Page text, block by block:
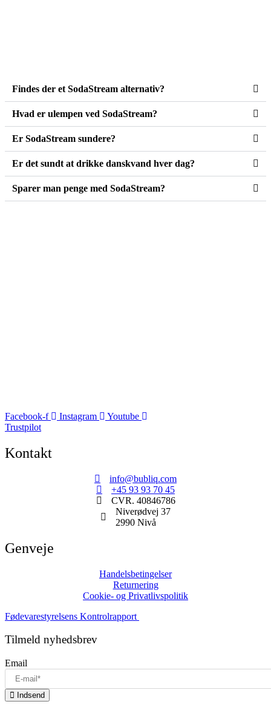
Findes der et SodaStream alternativ?
Hvad er ulempen ved SodaStream?
Er SodaStream sundere?
Er det sundt at drikke danskvand hver dag?
Sparer man penge med SodaStream?
Facebook-f Instagram
Youtube
Trustpilot
Kontakt
info@bubliq.com
+45 93 93 70 45
CVR. 40846786
Niverødvej 37
2990 Nivå
Genveje
Handelsbetingelser
Returnering
Cookie- og Privatlivspolitik
Fødevarestyrelsens Kontrolrapport
Tilmeld nyhedsbrev
Email
Indsend